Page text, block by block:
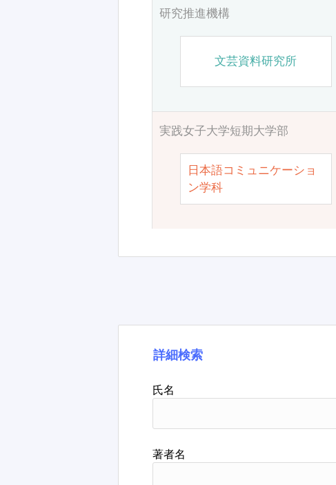
研究推進機構
文芸資料研究所
実践女子大学短期大学部
日本語コミュニケーショ
ン学科
詳細検索
氏名
著者名